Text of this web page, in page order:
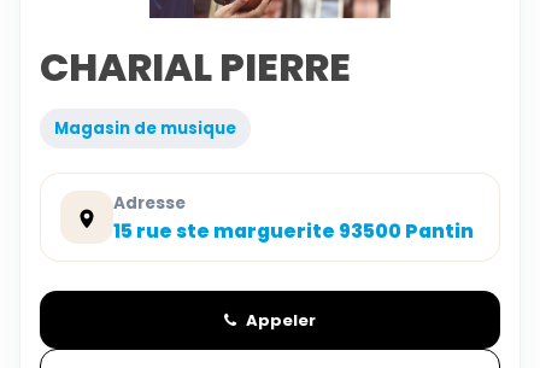
CHARIAL PIERRE
Magasin de musique
Adresse
15 rue ste marguerite 93500 Pantin
Appeler